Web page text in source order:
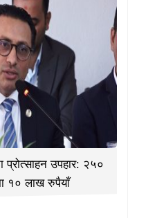
प्रोत्साहन उपहार: २५०
१० लाख रुपैयाँ